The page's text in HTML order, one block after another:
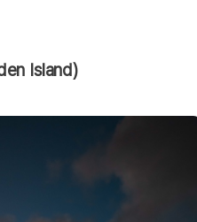
Island)